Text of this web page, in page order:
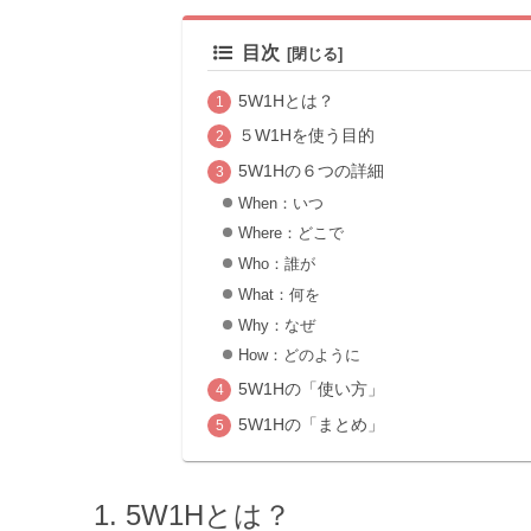
でツールでしかな...
目次
5W1Hとは？
５W1Hを使う目的
5W1Hの６つの詳細
When：いつ
Where：どこで
Who：誰が
What：何を
Why：なぜ
How：どのように
5W1Hの「使い方」
5W1Hの「まとめ」
5W1Hとは？